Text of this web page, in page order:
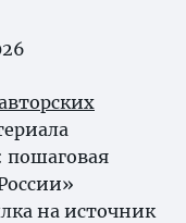
пошаговая
на источник